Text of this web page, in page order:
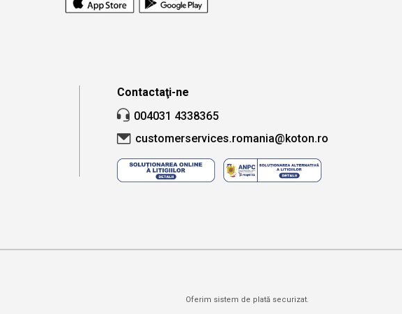
Contactaţi-ne
004031 4338365
customerservices.romania@koton.ro
Oferim sistem de plată securizat.